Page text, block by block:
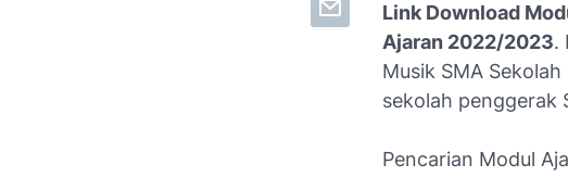
Link Download
Ajaran 2022/2023.
Musik SMA
sekolah penggerak
Pencarian Modul